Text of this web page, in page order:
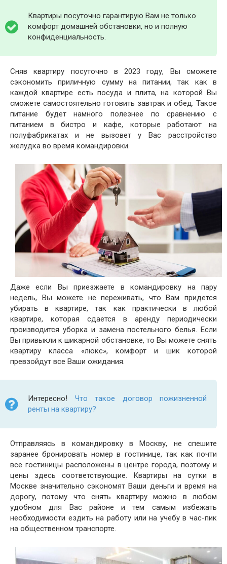
Квартиры посуточно гарантирую Вам не только
комфорт домашней обстановки, но и полную
конфиденциальность.
Сняв квартиру посуточно в 2023 году, Вы сможете
сэкономить приличную сумму на питании, так как в
каждой квартире есть посуда и плита, на которой Вы
сможете самостоятельно готовить завтрак и обед. Такое
питание будет намного полезнее по сравнению с
питанием в бистро и кафе, которые работают на
полуфабрикатах и не вызовет у Вас расстройство
желудка во время командировки.
Даже если Вы приезжаете в командировку на пару
недель, Вы можете не переживать, что Вам придется
убирать в квартире, так как практически в любой
квартире, которая сдается в аренду периодически
производится уборка и замена постельного белья. Если
Вы привыкли к шикарной обстановке, то Вы можете снять
квартиру класса «люкс», комфорт и шик которой
превзойдут все Ваши ожидания.
Интересно! Что такое договор пожизненной
ренты на квартиру?
Отправляясь в командировку в Москву, не спешите
заранее бронировать номер в гостинице, так как почти
все гостиницы расположены в центре города, поэтому и
цены здесь соответствующие. Квартиры на сутки в
Москве значительно сэкономят Ваши деньги и время на
дорогу, потому что снять квартиру можно в любом
удобном для Вас районе и тем самым избежать
необходимости ездить на работу или на учебу в час-пик
на общественном транспорте.